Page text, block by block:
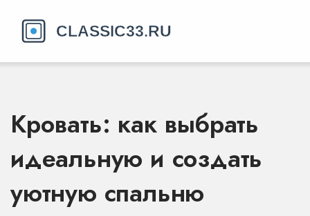
Кровать: как выбрать
идеальную и создать
уютную спальню